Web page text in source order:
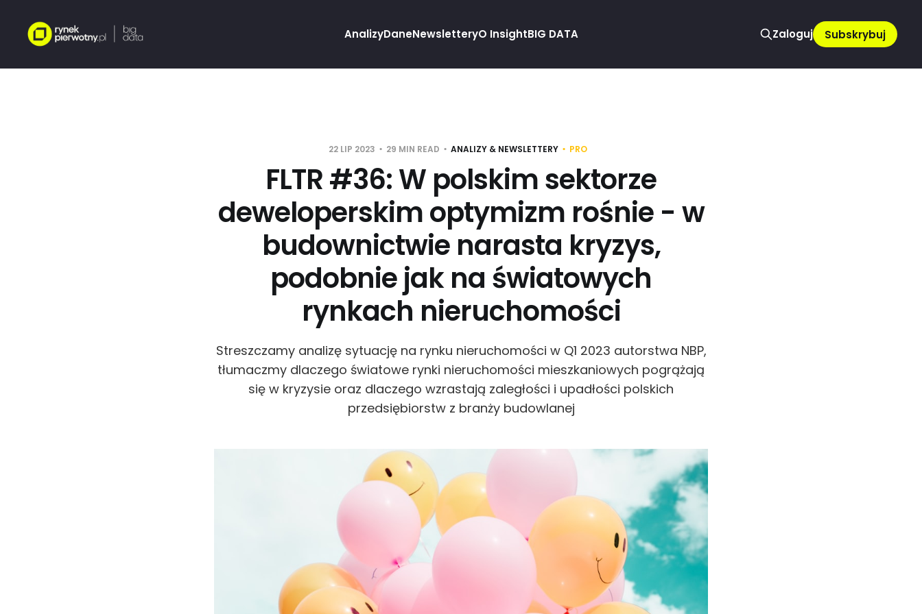
AnalizyDaneNewsletteryO InsightBIG DATA Zaloguj Subskrybuj
22 LIP 2023 29 MIN READ ANALIZY & NEWSLETTERY PRO
FLTR #36: W polskim sektorze
deweloperskim optymizm rośnie - w
budownictwie narasta kryzys,
podobnie jak na światowych
rynkach nieruchomości
Streszczamy analizę sytuację na rynku nieruchomości w Q1 2023 autorstwa NBP,
tłumaczmy dlaczego światowe rynki nieruchomości mieszkaniowych pogrążają
się w kryzysie oraz dlaczego wzrastają zaległości i upadłości polskich
przedsiębiorstw z branży budowlanej